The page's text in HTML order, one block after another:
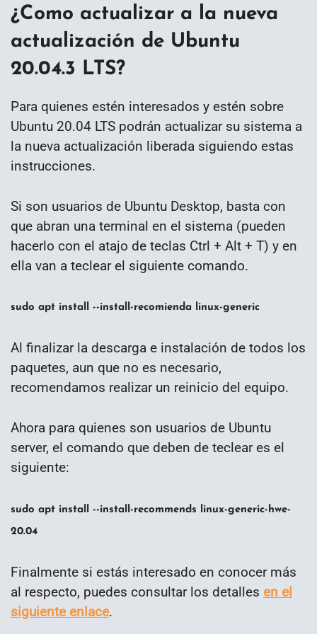
¿Como actualizar a la nueva
actualización de Ubuntu
20.04.3 LTS?
Para quienes estén interesados y estén sobre
Ubuntu 20.04 LTS podrán actualizar su sistema a
la nueva actualización liberada siguiendo estas
instrucciones.
Si son usuarios de Ubuntu Desktop, basta con
que abran una terminal en el sistema (pueden
hacerlo con el atajo de teclas Ctrl + Alt + T) y en
ella van a teclear el siguiente comando.
sudo apt install --install-recomienda linux-generic
Al finalizar la descarga e instalación de todos los
paquetes, aun que no es necesario,
recomendamos realizar un reinicio del equipo.
Ahora para quienes son usuarios de Ubuntu
server, el comando que deben de teclear es el
siguiente:
sudo apt install --install-recommends linux-generic-hwe-
20.04
Finalmente si estás interesado en conocer más
al respecto, puedes consultar los detalles en el
siguiente enlace.